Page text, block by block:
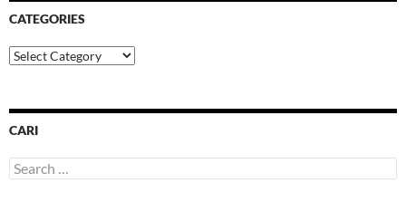
CATEGORIES
Categories
CARI
Search
for: